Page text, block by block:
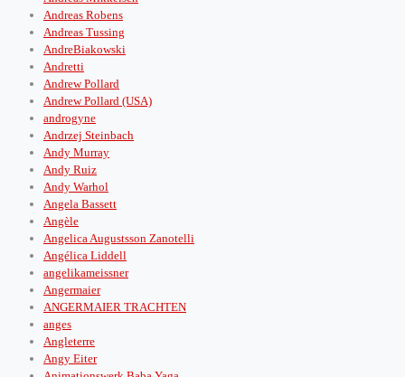
Andreas Robens
Andreas Tussing
AndreBiakowski
Andretti
Andrew Pollard
Andrew Pollard (USA)
androgyne
Andrzej Steinbach
Andy Murray
Andy Ruiz
Andy Warhol
Angela Bassett
Angèle
Angelica Augustsson Zanotelli
Angélica Liddell
angelikameissner
Angermaier
ANGERMAIER TRACHTEN
anges
Angleterre
Angy Eiter